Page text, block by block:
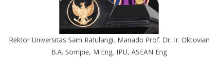
Rektor Universitas Sam Ratulangi, Manado Prof. Dr. Ir. Oktovian
B.A. Sompie, M.Eng, IPU, ASEAN Eng